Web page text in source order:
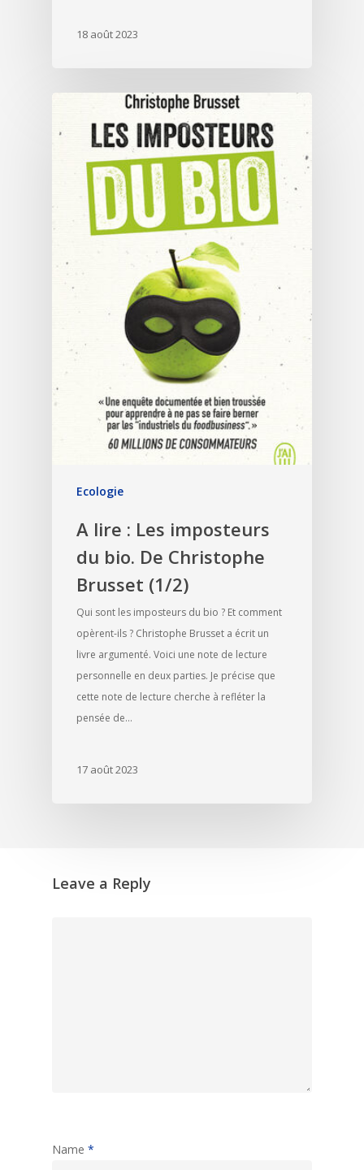
18 août 2023
Ecologie
A lire : Les imposteurs
du bio. De Christophe
Brusset (1/2)
Qui sont les imposteurs du bio ? Et comment
opèrent-ils ? Christophe Brusset a écrit un
livre argumenté. Voici une note de lecture
personnelle en deux parties. Je précise que
cette note de lecture cherche à refléter la
pensée de…
17 août 2023
Leave a Reply
Name *